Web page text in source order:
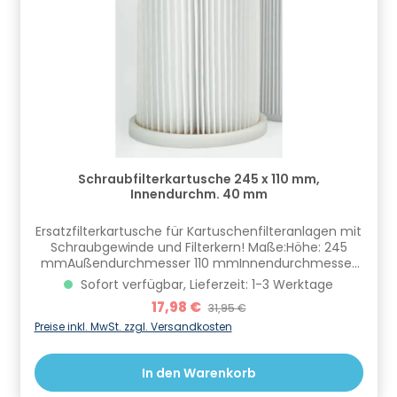
Schraubfilterkartusche 245 x 110 mm,
Innendurchm. 40 mm
Ersatzfilterkartusche für Kartuschenfilteranlagen mit
Schraubgewinde und Filterkern! Maße:Höhe: 245
mmAußendurchmesser 110 mmInnendurchmesser
(Kern) 40 mmKompatibel zu: AR 82, für AR 125, AR
124, EBK 240 Informationen zur Produktsicherheit
Hersteller/EU Verantwortliche Person: CF Group
Deutschland GmbH, Bahnhofstraße 68, 73240
Gefahrstoffhinweise (falls vorhanden):
Sofort verfügbar, Lieferzeit: 1-3 Werktage
Verkaufspreis:
17,98 € Regulärer Preis:
31,95 €
Preise inkl. MwSt. zzgl. Versandkosten
In den Warenkorb